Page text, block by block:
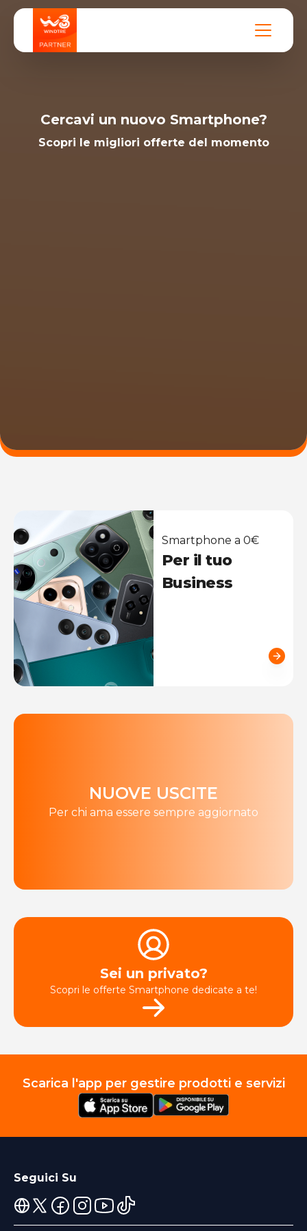
Cercavi un nuovo Smartphone?
Scopri le migliori offerte del momento
Smartphone a 0€
Per il tuo
Business
NUOVE USCITE
Per chi ama essere sempre aggiornato
Sei un privato?
Scopri le offerte Smartphone dedicate a te!
Scarica l'app per gestire prodotti e servizi
Seguici Su